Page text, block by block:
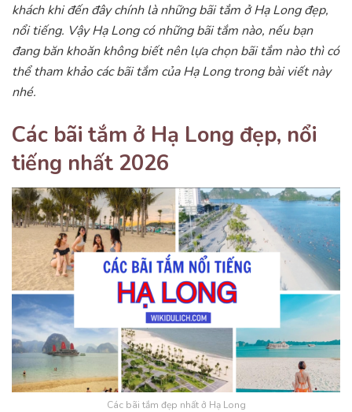
khách khi đến đây chính là những bãi tắm ở Hạ Long đẹp,
nổi tiếng. Vậy Hạ Long có những bãi tắm nào, nếu bạn
đang băn khoăn không biết nên lựa chọn bãi tắm nào thì có
thể tham khảo các bãi tắm của Hạ Long trong bài viết này
nhé.
Các bãi tắm ở Hạ Long đẹp, nổi
tiếng nhất 2026
Các bãi tắm đẹp nhất ở Hạ Long